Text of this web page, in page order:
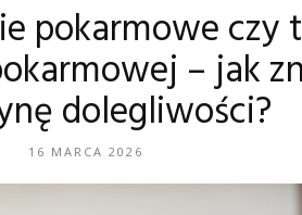
pokarmowe czy
– jak
dolegliwości?
16 MARCA 2026